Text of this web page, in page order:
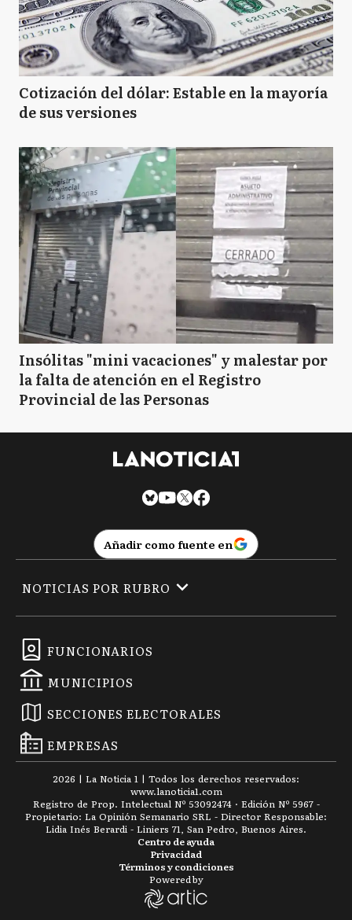
Cotización del dólar: Estable en la mayoría
de sus versiones
Insólitas "mini vacaciones" y malestar por
la falta de atención en el Registro
Provincial de las Personas
Añadir como fuente en
FUNCIONARIOS
MUNICIPIOS
SECCIONES ELECTORALES
EMPRESAS
NOTICIAS POR RUBRO
2026 | La Noticia 1 | Todos los derechos reservados:
www.lanoticia1.com
Registro de Prop. Intelectual Nº 53092474 · Edición Nº 5967 -
Propietario: La Opinión Semanario SRL - Director Responsable:
Lidia Inés Berardi - Liniers 71, San Pedro, Buenos Aires.
Términos y condiciones
Privacidad
Centro de ayuda
Powered by